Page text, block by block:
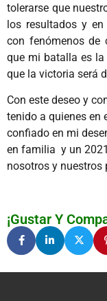
tolerarse que
los resultados y
con fenómenos de
que mi batalla es
que la victoria será
Con este deseo y
tenido a quienes en
confiado en mi
en familia y un
nosotros y nuestros
¡Gustar Y